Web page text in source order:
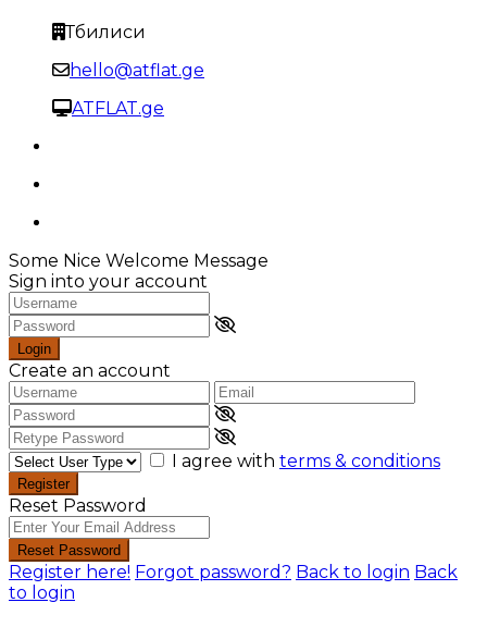
Тбилиси
hello@atflat.ge
ATFLAT.ge
Some Nice Welcome Message
Sign into your account
Login
Create an account
I agree with terms & conditions
Register
Reset Password
Reset Password
Register here! Forgot password? Back to login Back
to login